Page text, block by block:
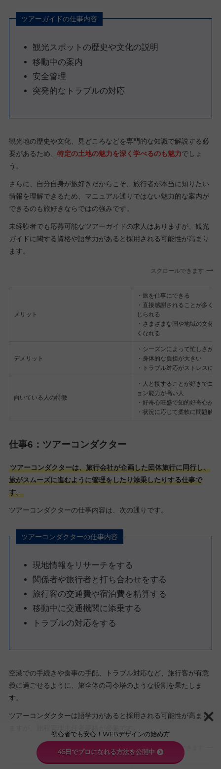
ツアーガイドの仕事内容
観光スポットの歴史や文化の説明
移動中の案内
安全管理
突発的なトラブルの対応
観光地の歴史や文化、見どころなどを専門的な知識で解説する必
要があるため、 特定の土地の魅力を深く学べるのも魅力でしょ
う。
さらに、自分自身が旅好きだからこそ、旅行者が本当に知りたい
情報を理解できるため、マニュアル通りではない魅力的な案内が
できるのも旅好きならではの強みです。
未経験者でも応募可能なツアーガイドの求人はありますが、観光
ガイドに関する資格や語学力があると採用される可能性が高まり
ます。
スクロールできます
メリット
・旅を仕事にできる
・直接感謝されることが多く
じられる
・さまざまな国や地域の文化
くなれる
デメリット
・シーズンによって忙しさが変
・身体的な負担が大きい
・トラブル対応がストレスにな
向いている人の特徴
・人と接することが好きでコ
ョン能力が高い人
・好奇心旺盛で知的好奇心があ
・状況に応じて柔軟に問題解
仕事6：ツアーコンダクター
ツアーコンダクターは、旅行会社が企画した団体旅行に同行し、
旅がスムーズに進むように管理をしたり添乗したりする仕事で
す。
ツアーコンダクターの仕事内容は、次の通りです。
ツアーコンダクターの仕事内容
現地情報をリサーチをする
関係者や旅行者と打ち合わせをする
旅行客の交通費や宿泊費を精算する
移動中に交通機関に添乗する
トラブルの対応をする
空港での手続きや食事の手配、トラブル対応など、旅行客が有意
義に過ごせるように、旅全体の司令塔のような役割を果たしま
す。
ツアーコンダクターは語学力があると採用される可能性が高まり
スクロールできます
初心者でも安心！WEBデザインの始め方
45日でプロになれる方法を公開中